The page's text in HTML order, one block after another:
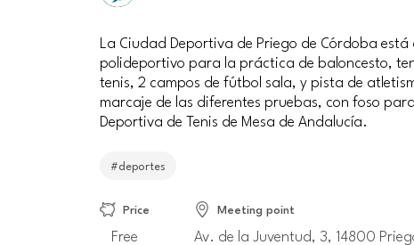
La Ciudad Deportiva de Priego de Córdoba
polideportivo para la práctica de baloncesto,
tenis, 2 campos de fútbol sala, y pista de
marcaje de las diferentes pruebas, con foso
Deportiva de Tenis de Mesa de Andalucía.
#deportes
Price
Free
Meeting point
Av. de la Juventud, 3, 14800